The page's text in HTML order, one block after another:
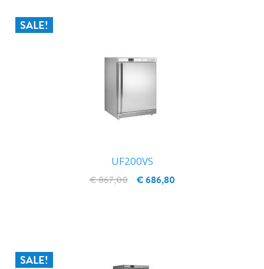
SALE!
UF200VS
€ 686,80
€ 867,00
SALE!